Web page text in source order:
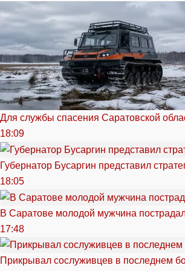
Для службы спасения Саратовской
18:09
Губернатор Бусаргин представил
18:05
В Саратове молодой мужчина
17:48
Прикрывал сослуживцев в последнем